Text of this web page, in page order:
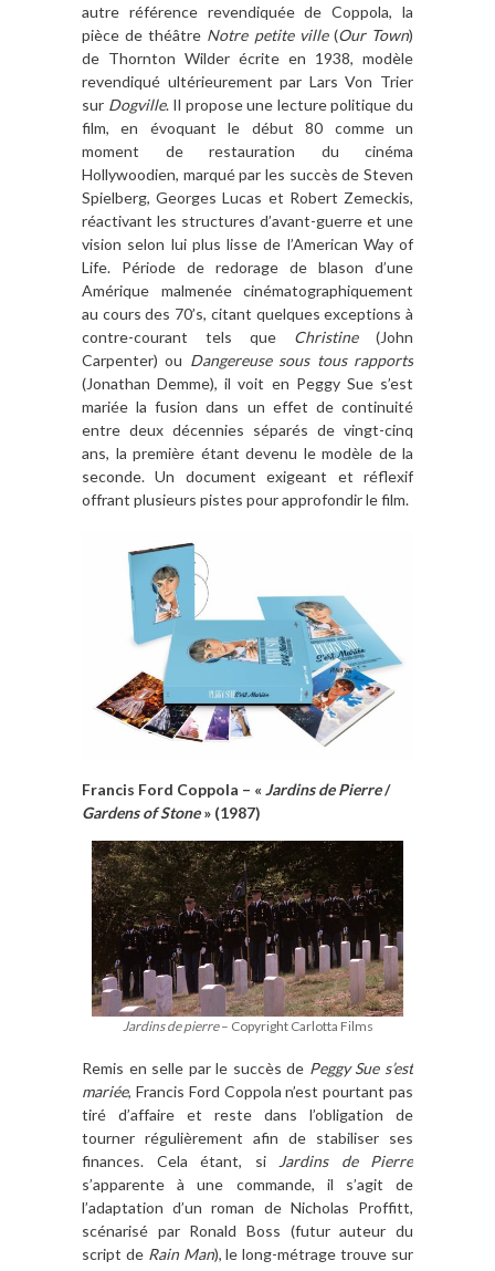
autre référence revendiquée de Coppola, la
pièce de théâtre Notre petite ville(Our Town)
de Thornton Wilder écrite en 1938, modèle
revendiqué ultérieurement par Lars Von Trier
sur Dogville. Il propose une lecture politique du
film, en évoquant le début 80 comme un
moment de restauration du cinéma
Hollywoodien, marqué par les succès de Steven
Spielberg, Georges Lucas et Robert Zemeckis,
réactivant les structures d’avant-guerre et une
vision selon lui plus lisse de l’American Way of
Life. Période de redorage de blason d’une
Amérique malmenée cinématographiquement
au cours des 70’s, citant quelques exceptions à
contre-courant tels que Christine(John
Carpenter) ou Dangereuse sous tous rapports
(Jonathan Demme), il voit en Peggy Sue s’est
mariée la fusion dans un effet de continuité
entre deux décennies séparés de vingt-cinq
ans, la première étant devenu le modèle de la
seconde. Un document exigeant et réflexif
offrant plusieurs pistes pour approfondir le film.
Francis Ford Coppola – « Jardins de Pierre/
Gardens of Stone» (1987)
Jardins de pierre– Copyright Carlotta Films
Remis en selle par le succès de Peggy Sue s’est
mariée, Francis Ford Coppola n’est pourtant pas
tiré d’affaire et reste dans l’obligation de
tourner régulièrement afin de stabiliser ses
finances. Cela étant, si
Jardins de Pierre
s’apparente à une commande, il s’agit de
l’adaptation d’un roman de Nicholas Proffitt,
scénarisé par Ronald Boss (futur auteur du
script de Rain Man), le long-métrage trouve sur